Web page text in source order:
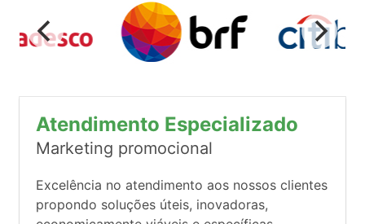
Atendimento Especializado
Marketing promocional
Excelência no atendimento aos nossos clientes
propondo soluções úteis, inovadoras,